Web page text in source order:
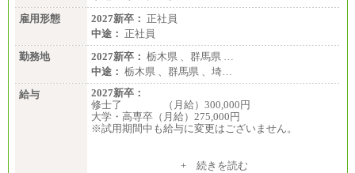
雇用形態
2027新卒： 正社員
中途： 正社員
勤務地
2027新卒： 栃木県 、群馬県 …
中途： 栃木県 、群馬県 、埼…
給与
2027新卒：
修士了 （月給）300,000円
大学・高専卒（月給）275,000円
※試用期間中も給与に変更はございません。
+ 続きを読む